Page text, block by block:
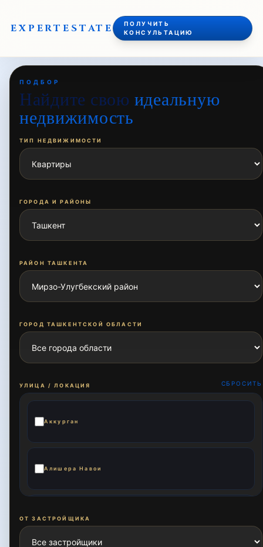
EXPERTESTATE
ПОЛУЧИТЬ
КОНСУЛЬТАЦИЮ
ПОДБОР
Найдите свою идеальную
недвижимость
ТИП НЕДВИЖИМОСТИ
ГОРОДА И РАЙОНЫ
РАЙОН ТАШКЕНТА
ГОРОД ТАШКЕНТСКОЙ ОБЛАСТИ
УЛИЦА / ЛОКАЦИЯ СБРОСИТЬ
Аккурган
Алишера Навои
Али Кушчи
ОТ ЗАСТРОЙЩИКА